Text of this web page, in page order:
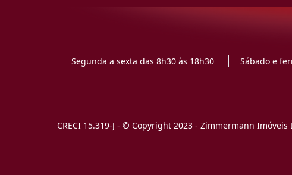
Segunda a sexta das 8h30 às 18h30 Sábado e
CRECI 15.319-J - © Copyright 2023 - Zimmermann Imóveis